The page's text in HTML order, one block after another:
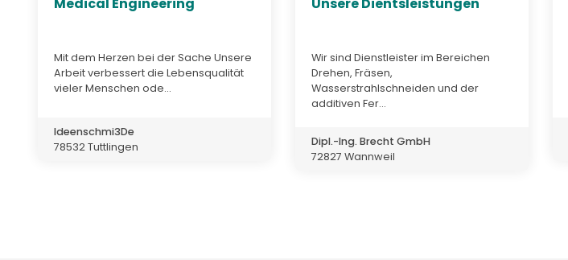
Medical Engineering
Mit dem Herzen bei der Sache Unsere
Arbeit verbessert die Lebensqualität
vieler Menschen ode...
Ideenschmi3De
78532 Tuttlingen
Unsere Dientsleistungen
Wir sind Dienstleister im Bereichen
Drehen, Fräsen,
Wasserstrahlschneiden und der
additiven Fer...
Dipl.-Ing. Brecht GmbH
72827 Wannweil